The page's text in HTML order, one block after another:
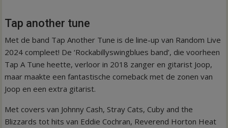
Tap another tune
Met de band Tap Another Tune is de line-up van Random Live
2024 compleet! De ‘Rockabillyswingblues band’, die voorheen
Tap A Tune heette, verloor in 2018 zanger en gitarist Joop,
maar maakte een fantastische comeback met de zonen van
Joop en een extra gitarist.
Met covers van Johnny Cash, Stray Cats, Cuby and the
Blizzards tot hits van Eddie Cochran, Reverend Horton Heat